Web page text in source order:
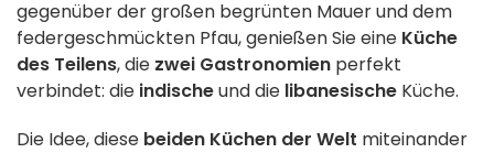
gegenüber der großen begrünten Mauer und dem
federgeschmückten Pfau, genießen Sie eine Küche
des Teilens, die zwei Gastronomien perfekt
verbindet: die indischeund die libanesische Küche.
Die Idee, diese beiden Küchen der Welt miteinander